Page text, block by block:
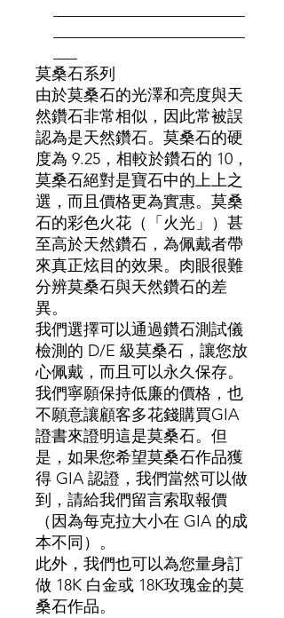
莫桑石系列
由於莫桑石的光澤和亮度與天
然鑽石非常相似，因此常被誤
認為是天然鑽石。莫桑石的硬
度為 9.25，相較於鑽石的 10，
莫桑石絕對是寶石中的上上之
選，而且價格更為實惠。莫桑
石的彩色火花（「火光」）甚
至高於天然鑽石，為佩戴者帶
來真正炫目的效果。肉眼很難
分辨莫桑石與天然鑽石的差
異。
我們選擇可以通過鑽石測試儀
檢測的 D/E 級莫桑石，讓您放
心佩戴，而且可以永久保存。
我們寧願保持低廉的價格，也
不願意讓顧客多花錢購買GIA
證書來證明這是莫桑石。但
是，如果您希望莫桑石作品獲
得 GIA 認證，我們當然可以做
到，請給我們留言索取報價
（因為每克拉大小在 GIA 的成
本不同）。
此外，我們也可以為您量身訂
做 18K 白金或 18K玫瑰金的莫
桑石作品。